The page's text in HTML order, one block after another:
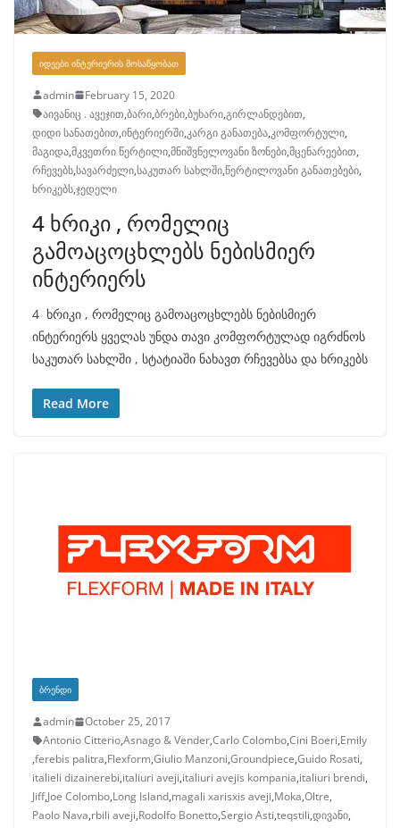
ᲘᲓᲔᲔᲑᲘ ᲘᲜᲢᲔᲠᲘᲔᲠᲘᲡ ᲛᲝᲡᲐᲬᲧᲝᲑᲐᲗ
admin
February 15, 2020
აივანიც . ავეჯით,ბარი,ბრები,ბუხარი,გირლანდებით,
დიდი სანათებით,ინტერიერში,კარგი განათება,კომფორტული,
მაგიდა,მკვეთრი წერტილი,მნიშვნელოვანი ზონები,მცენარეებით,
რჩევებს,სავარძელი,საკუთარ სახლში,წერტილოვანი განათებები,
ხრიკებს,ჯედელი
4 ხრიკი , რომელიც
გამოაცოცხლებს ნებისმიერ
ინტერიერს
4 ხრიკი , რომელიც გამოაცოცხლებს ნებისმიერ
ინტერიერს ყველას უნდა თავი კომფორტულად იგრძნოს
საკუთარ სახლში , სტატიაში ნახავთ რჩევებსა და ხრიკებს
Read More
ᲑᲠᲔᲜᲓᲘ
admin
October 25, 2017
Antonio Citterio,Asnago & Vender,Carlo Colombo,Cini Boeri,Emily
,ferebis palitra,Flexform,Giulio Manzoni,Groundpiece,Guido Rosati,
italieli dizainerebi,italiuri aveji,italiuri avejis kompania,italiuri brendi,
Jiff,Joe Colombo,Long Island,magali xarisxis aveji,Moka,Oltre,
Paolo Nava,rbili aveji,Rodolfo Bonetto,Sergio Asti,teqstili,დივანი,